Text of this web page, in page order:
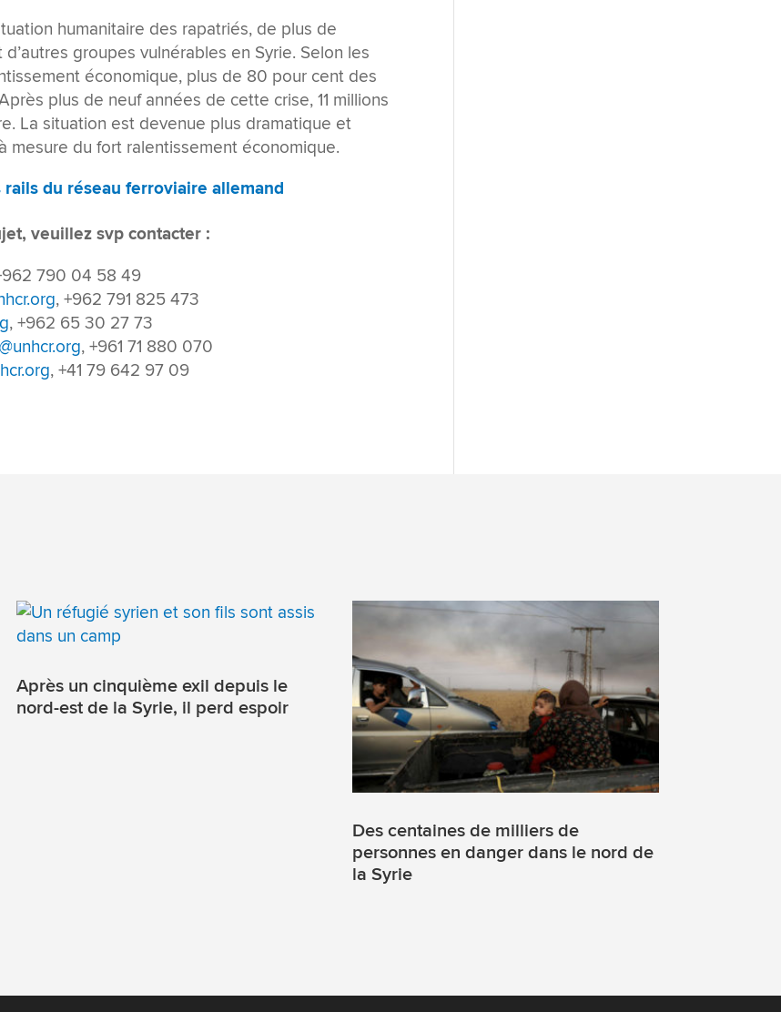
humanitaire des rapatriés, de plus de
groupes vulnérables en Syrie. Selon les
économique, plus de 80 pour cent des
plus de neuf années de cette crise, 11 millions
La situation est devenue plus dramatique et
mesure du fort ralentissement économique.
du réseau ferroviaire allemand
veuillez svp contacter :
790 04 58 49
, +962 791 825 473
, +962 65 30 27 73
, +961 71 880 070
, +41 79 642 97 09
Après un cinquième exil depuis le
nord-est de la Syrie, il perd espoir
Des centaines de milliers de
personnes en danger dans le nord de
la Syrie